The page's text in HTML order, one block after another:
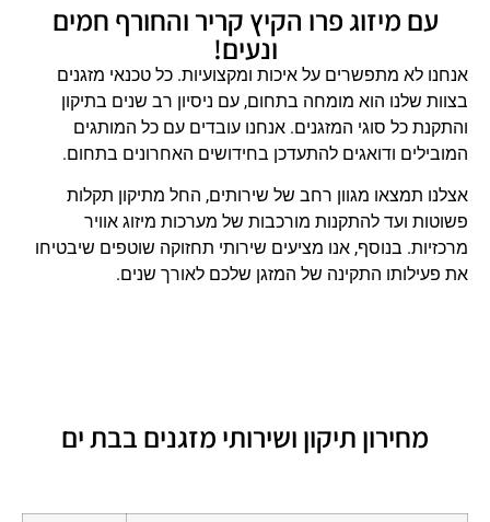
עם מיזוג פרו הקיץ קריר והחורף חמים
ונעים!
אנחנו לא מתפשרים על איכות ומקצועיות. כל טכנאי מזגנים
בצוות שלנו הוא מומחה בתחום, עם ניסיון רב שנים בתיקון
והתקנת כל סוגי המזגנים. אנחנו עובדים עם כל המותגים
המובילים ודואגים להתעדכן בחידושים האחרונים בתחום.
אצלנו תמצאו מגוון רחב של שירותים, החל מתיקון תקלות
פשוטות ועד להתקנות מורכבות של מערכות מיזוג אוויר
מרכזיות. בנוסף, אנו מציעים שירותי תחזוקה שוטפים שיבטיחו
את פעילותו התקינה של המזגן שלכם לאורך שנים.
מחירון תיקון ושירותי מזגנים בבת ים